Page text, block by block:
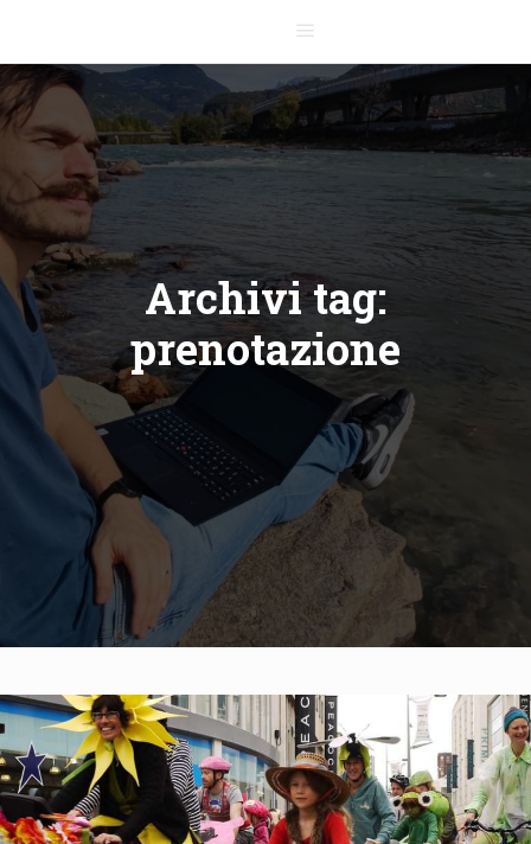
Menu principale
Archivi tag:
prenotazione